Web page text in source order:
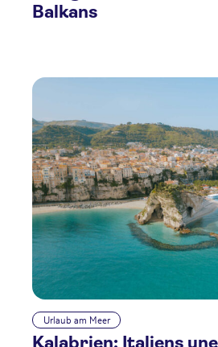
Balkans
Urlaub am Meer
Kalabrien: Italiens